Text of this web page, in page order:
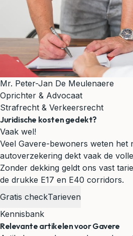
Mr. Peter-Jan De Meulenaere
Oprichter & Advocaat
Strafrecht & Verkeersrecht
Juridische kosten gedekt?
Vaak wel!
Veel Gavere-bewoners weten het
autoverzekering dekt vaak de
Zonder dekking geldt ons vast
de drukke E17 en E40 corridors.
Gratis checkTarieven
Kennisbank
Relevante artikelen voor Gavere